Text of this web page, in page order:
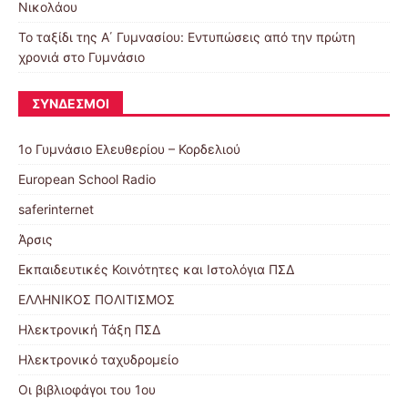
Νικολάου
Το ταξίδι της Α΄ Γυμνασίου: Εντυπώσεις από την πρώτη
χρονιά στο Γυμνάσιο
ΣΎΝΔΕΣΜΟΙ
1ο Γυμνάσιο Ελευθερίου – Κορδελιού
European School Radio
saferinternet
Άρσις
Εκπαιδευτικές Κοινότητες και Ιστολόγια ΠΣΔ
ΕΛΛΗΝΙΚΟΣ ΠΟΛΙΤΙΣΜΟΣ
Ηλεκτρονική Τάξη ΠΣΔ
Ηλεκτρονικό ταχυδρομείο
Οι βιβλιοφάγοι του 1ου